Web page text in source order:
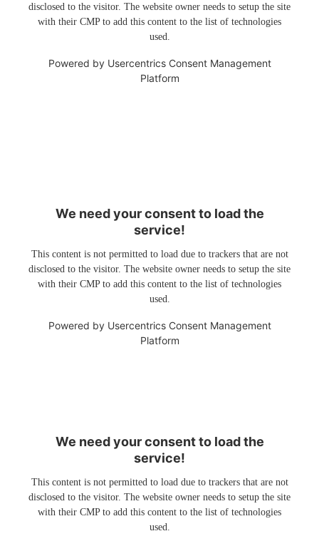
disclosed to the visitor. The website owner needs to setup the site
with their CMP to add this content to the list of technologies
used.
Powered by Usercentrics Consent Management
Platform
We need your consent to load the
service!
This content is not permitted to load due to trackers that are not
disclosed to the visitor. The website owner needs to setup the site
with their CMP to add this content to the list of technologies
used.
Powered by Usercentrics Consent Management
Platform
We need your consent to load the
service!
This content is not permitted to load due to trackers that are not
disclosed to the visitor. The website owner needs to setup the site
with their CMP to add this content to the list of technologies
used.